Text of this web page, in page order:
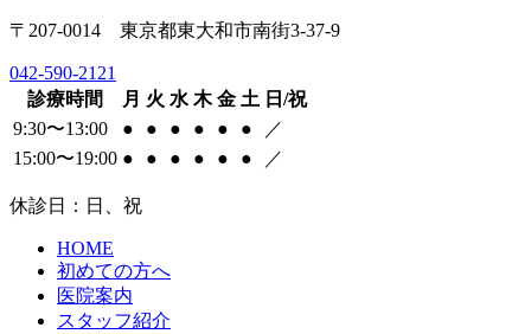
〒207-0014 東京都東大和市南街3-37-9
042-590-2121
診療時間
月 火 水 木 金 土 日/祝
9:30〜13:00
● ● ● ● ● ●
／
15:00〜19:00 ● ● ● ● ● ● ／
休診日：日、祝
HOME
初めての方へ
医院案内
スタッフ紹介